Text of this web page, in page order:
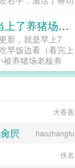
去做善事，简直岂
死东兴乌鸦，救活
点。恭喜你率领
意，奖励善功500
利院五百万，奖励
现善功能够用来
沈栋彻底爱上了做
万善款？你确定捐
子？李文彬很难相
在一起的人是个江
栋有慈善护体，我
洪兴扛把子沈栋，
古惑仔变成了港岛
大慈善家。...
被雪藏后我当上了养猪场老板
新，就是早上7
早饭边看（看完上
养猪场老板养
世养猪场陷入危
不得不走上打工人
。他以为这辈子不
大香蕉
屄 haozhangfu
佚名